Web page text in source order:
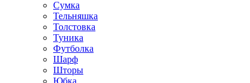
Сумка
Тельняшка
Толстовка
Туника
Футболка
Шарф
Шторы